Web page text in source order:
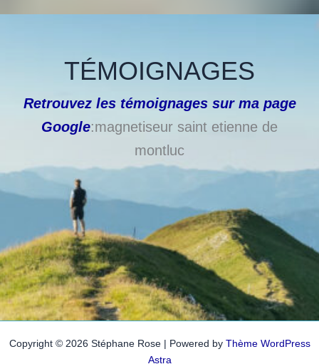
TÉMOIGNAGES
Retrouvez les témoignages sur ma page
Google:magnetiseur saint etienne de
montluc
Copyright © 2026 Stéphane Rose | Powered by Thème WordPress
Astra